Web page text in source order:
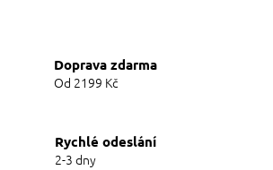
Doprava zdarma
Od 2199 Kč
Rychlé odeslání
2-3 dny